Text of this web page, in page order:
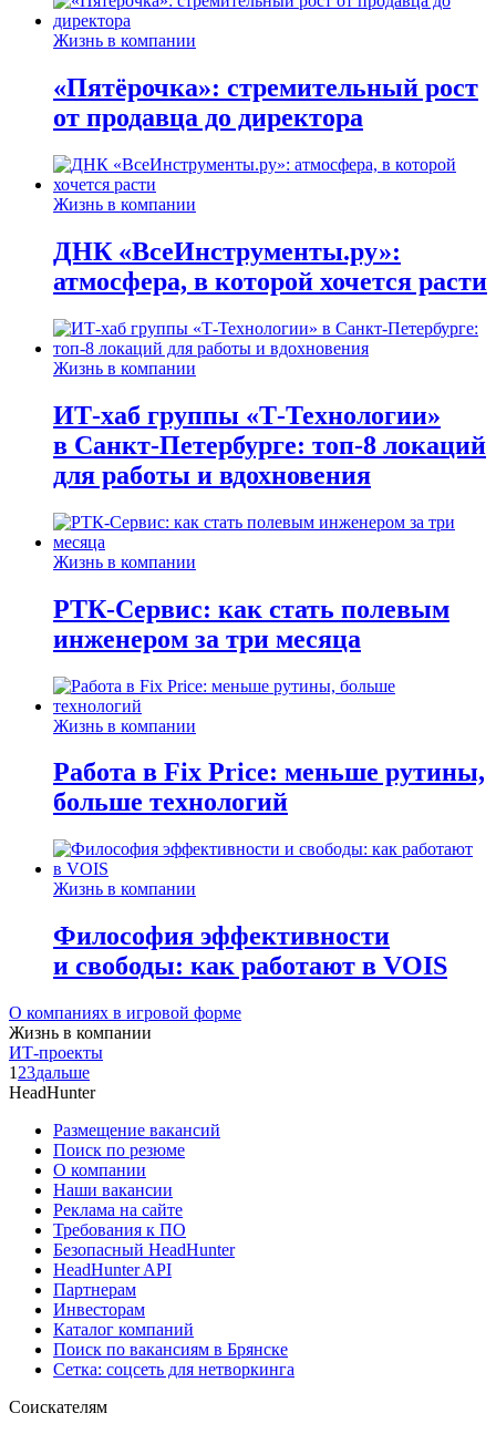
Жизнь в компании
«Пятёрочка»: стремительный рост
от продавца до директора
Жизнь в компании
ДНК «ВсеИнструменты.ру»:
атмосфера, в которой хочется расти
Жизнь в компании
ИТ-хаб группы «Т-Технологии»
в Санкт-Петербурге: топ-8 локаций
для работы и вдохновения
Жизнь в компании
РТК-Сервис: как стать полевым
инженером за три месяца
Жизнь в компании
Работа в Fix Price: меньше рутины,
больше технологий
Жизнь в компании
Философия эффективности
и свободы: как работают в VOIS
О компаниях в игровой форме
Жизнь в компании
ИТ-проекты
1 23дальше
HeadHunter
Размещение вакансий
Поиск по резюме
О компании
Наши вакансии
Реклама на сайте
Требования к ПО
Безопасный HeadHunter
HeadHunter API
Партнерам
Инвесторам
Каталог компаний
Поиск по вакансиям в Брянске
Сетка: соцсеть для нетворкинга
Соискателям